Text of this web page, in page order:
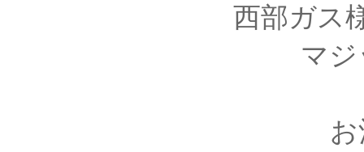
西部ガス
マ